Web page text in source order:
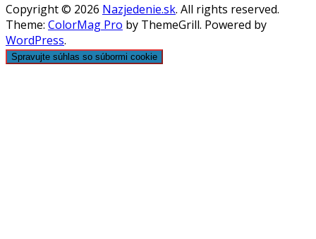
Copyright © 2026 Nazjedenie.sk. All rights reserved.
Theme: ColorMag Pro by ThemeGrill. Powered by
WordPress.
Spravujte súhlas so súbormi cookie